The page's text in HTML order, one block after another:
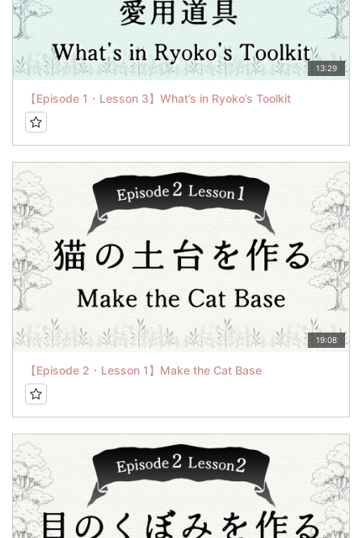
13:29
【Episode 1・Lesson 3】What’s in Ryoko’s Toolkit
19:08
【Episode 2・Lesson 1】Make the Cat Base